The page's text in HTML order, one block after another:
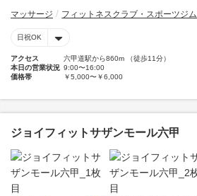
マッサージ フィットネスクラブ・スポーツジム
日祝OK
アクセス
六甲道駅から860m （徒歩11分）
本日の営業状況 9:00〜16:00
価格帯
￥5,000〜￥6,000
ジョイフィットサザンモール六甲